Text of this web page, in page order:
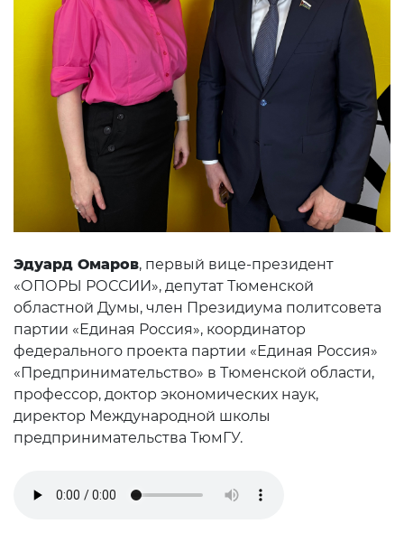
Эдуард Омаров, первый вице-президент
«ОПОРЫ РОССИИ», депутат Тюменской
областной Думы, член Президиума политсовета
партии «Единая Россия», координатор
федерального проекта партии «Единая Россия»
«Предпринимательство» в Тюменской области,
профессор, доктор экономических наук,
директор Международной школы
предпринимательства ТюмГУ.